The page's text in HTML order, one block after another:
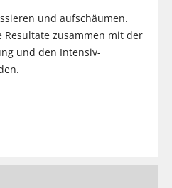
und aufschäumen.
Resultate zusammen mit der
und den Intensiv-